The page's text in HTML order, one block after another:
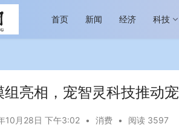
首页 新闻 经济 科技
亮相，宠智灵科技推动
10月28日 下午3:02 • 消费 • 阅读 3597